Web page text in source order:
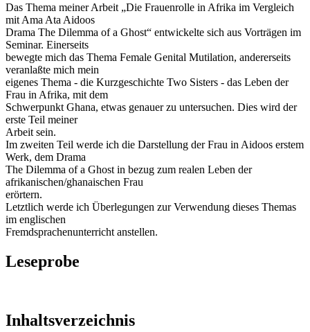
Das Thema meiner Arbeit „Die Frauenrolle in Afrika im Vergleich
mit Ama Ata Aidoos
Drama The Dilemma of a Ghost“ entwickelte sich aus Vorträgen im
Seminar. Einerseits
bewegte mich das Thema Female Genital Mutilation, andererseits
veranlaßte mich mein
eigenes Thema - die Kurzgeschichte Two Sisters - das Leben der
Frau in Afrika, mit dem
Schwerpunkt Ghana, etwas genauer zu untersuchen. Dies wird der
erste Teil meiner
Arbeit sein.
Im zweiten Teil werde ich die Darstellung der Frau in Aidoos erstem
Werk, dem Drama
The Dilemma of a Ghost in bezug zum realen Leben der
afrikanischen/ghanaischen Frau
erörtern.
Letztlich werde ich Überlegungen zur Verwendung dieses Themas
im englischen
Fremdsprachenunterricht anstellen.
Leseprobe
Inhaltsverzeichnis